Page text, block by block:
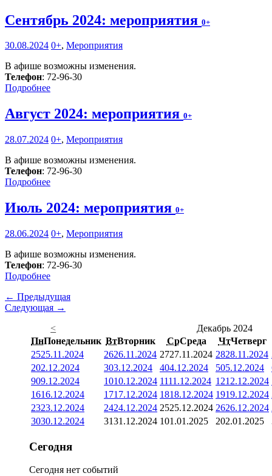
Сентябрь 2024: мероприятия 0+
30.08.2024 0+, Мероприятия
В афише возможны изменения.
Телефон: 72-96-30
Подробнее
Август 2024: мероприятия 0+
28.07.2024 0+, Мероприятия
В афише возможны изменения.
Телефон: 72-96-30
Подробнее
Июль 2024: мероприятия 0+
28.06.2024 0+, Мероприятия
В афише возможны изменения.
Телефон: 72-96-30
Подробнее
← Предыдущая
Следующая →
<
Декабрь 2024
ПнПонедельник ВтВторник СрСреда ЧтЧетверг
2525.11.2024 2626.11.2024 2727.11.2024 2828.11.2024
202.12.2024 303.12.2024 404.12.2024 505.12.2024
909.12.2024 1010.12.2024 1111.12.2024 1212.12.2024
1616.12.2024 1717.12.2024 1818.12.2024 1919.12.2024
2323.12.2024 2424.12.2024 2525.12.2024 2626.12.2024
3030.12.2024 3131.12.2024 101.01.2025 202.01.2025
Сегодня
Сегодня нет событий